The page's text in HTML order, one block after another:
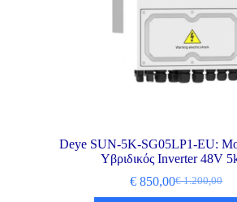
Deye SUN-5K-SG05LP1-EU:
Υβριδικός Inverter 48V
€1.200,00
€ 850,00